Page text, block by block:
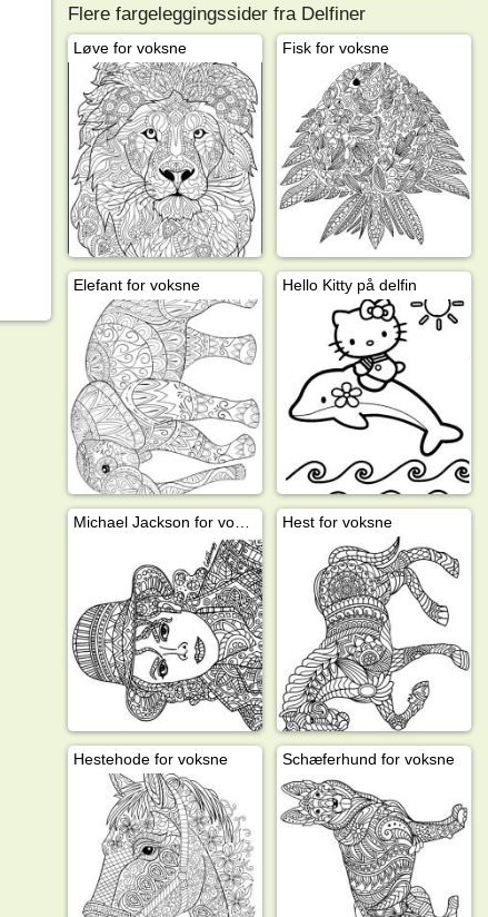
Flere fargeleggingssider fra Delfiner
Løve for voksne Fisk for voksne
Elefant for voksne Hello Kitty på delfin
Michael Jackson for voksne Hest for voksne
Hestehode for voksne Schæferhund for voksne